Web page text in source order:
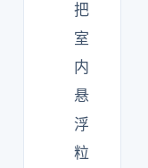
把
室
内
悬
浮
粒